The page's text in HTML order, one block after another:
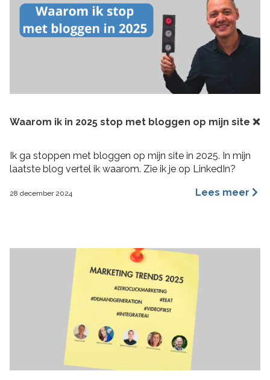
Waarom ik in 2025 stop met bloggen op mijn site ❌
Ik ga stoppen met bloggen op mijn site in 2025. In mijn
laatste blog vertel ik waarom. Zie ik je op LinkedIn?
28 december 2024 Lees meer